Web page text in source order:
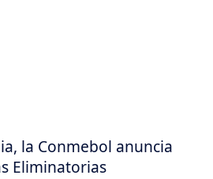
la Conmebol anuncia
Eliminatorias